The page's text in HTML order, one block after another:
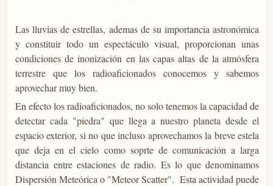
Las lluvias de estrellas, ademas de su importancia astronómica
y constituir todo un espectáculo visual, proporcionan unas
condiciones de inonización en las capas altas de la atmósfera
terrestre que los radioaficionados conocemos y sabemos
aprovechar muy bien.
En efecto los radioaficionados, no solo tenemos la capacidad de
detectar cada "piedra" que llega a nuestro planeta desde el
espacio exterior, si no que incluso aprovechamos la breve estela
que deja en el cielo como soprte de comunicación a larga
distancia entre estaciones de radio. Es lo que denominamos
Dispersión Meteórica o "Meteor Scatter". Esta actividad puede